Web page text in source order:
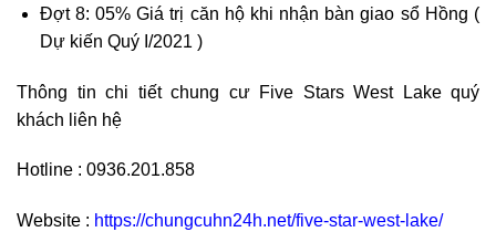
Đợt 8: 05% Giá trị căn hộ khi nhận bàn giao sổ Hồng (
Dự kiến Quý I/2021 )
Thông tin chi tiết chung cư Five Stars West Lake quý
khách liên hệ
Hotline : 0936.201.858
Website : https://chungcuhn24h.net/five-star-west-lake/